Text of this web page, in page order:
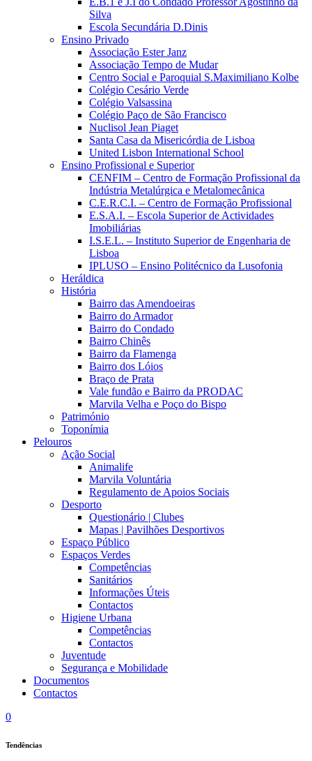
Silva
Escola Secundária D.Dinis
Ensino Privado
Associação Ester Janz
Associação Tempo de Mudar
Centro Social e Paroquial S.Maximiliano Kolbe
Colégio Cesário Verde
Colégio Valsassina
Colégio Paço de São Francisco
Nuclisol Jean Piaget
Santa Casa da Misericórdia de Lisboa
United Lisbon International School
Ensino Profissional e Superior
CENFIM – Centro de Formação Profissional da
Indústria Metalúrgica e Metalomecânica
C.E.R.C.I. – Centro de Formação Profissional
E.S.A.I. – Escola Superior de Actividades
Imobiliárias
I.S.E.L. – Instituto Superior de Engenharia de
Lisboa
IPLUSO – Ensino Politécnico da Lusofonia
Heráldica
História
Bairro das Amendoeiras
Bairro do Armador
Bairro do Condado
Bairro Chinês
Bairro da Flamenga
Bairro dos Lóios
Braço de Prata
Vale fundão e Bairro da PRODAC
Marvila Velha e Poço do Bispo
Património
Toponímia
Pelouros
Ação Social
Animalife
Marvila Voluntária
Regulamento de Apoios Sociais
Desporto
Questionário | Clubes
Mapas | Pavilhões Desportivos
Espaço Público
Espaços Verdes
Competências
Sanitários
Informações Úteis
Contactos
Higiene Urbana
Competências
Contactos
Juventude
Segurança e Mobilidade
Documentos
Contactos
0
Tendências